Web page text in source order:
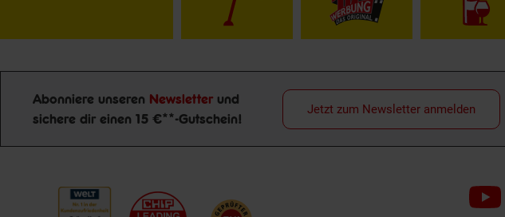
Newsletter Anmeldung
Abonniere unseren Newsletter und
sichere dir einen 15 €**-Gutschein!
Jetzt zum Newsletter anmelden
Folge
uns